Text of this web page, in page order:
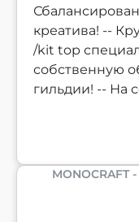
креатива! --
/kit top
собственную
гильдии! -- На
MONOCRAFT